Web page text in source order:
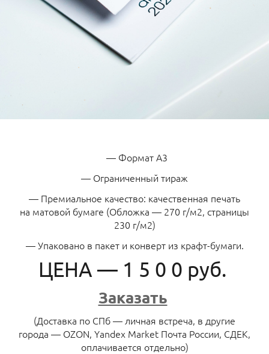
— Формат А3
— Ограниченный тираж
— Премиальное качество: качественная печать
на матовой бумаге (Обложка — 270 г/м2, страницы
230 г/м2)
— Упаковано в пакет и конверт из крафт-бумаги.
ЦЕНА — 1 5 0 0 руб.
Заказать
(Доставка по СПб — личная встреча, в другие
города — OZON, Yandex Market Почта России, СДЕК,
оплачивается отдельно)